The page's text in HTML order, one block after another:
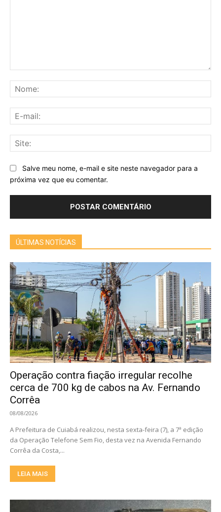
Salve meu nome, e-mail e site neste navegador para a
próxima vez que eu comentar.
ÚLTIMAS NOTÍCIAS
Operação contra fiação irregular recolhe
cerca de 700 kg de cabos na Av. Fernando
Corrêa
08/08/2026
A Prefeitura de Cuiabá realizou, nesta sexta-feira (7), a 7ª edição
da Operação Telefone Sem Fio, desta vez na Avenida Fernando
Corrêa da Costa,...
LEIA MAIS